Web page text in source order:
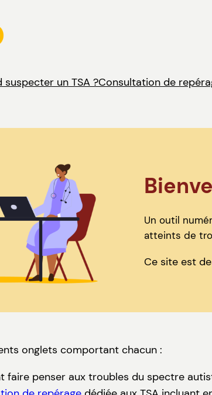
suspecter un TSA ?Consultation de
Un outil
atteints de
Ce site est
onglets comportant chacun :
faire penser aux troubles du spectre